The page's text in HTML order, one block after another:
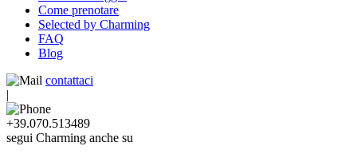
Come prenotare
Selected by Charming
FAQ
Blog
contattaci
|
+39.070.513489
segui Charming anche su